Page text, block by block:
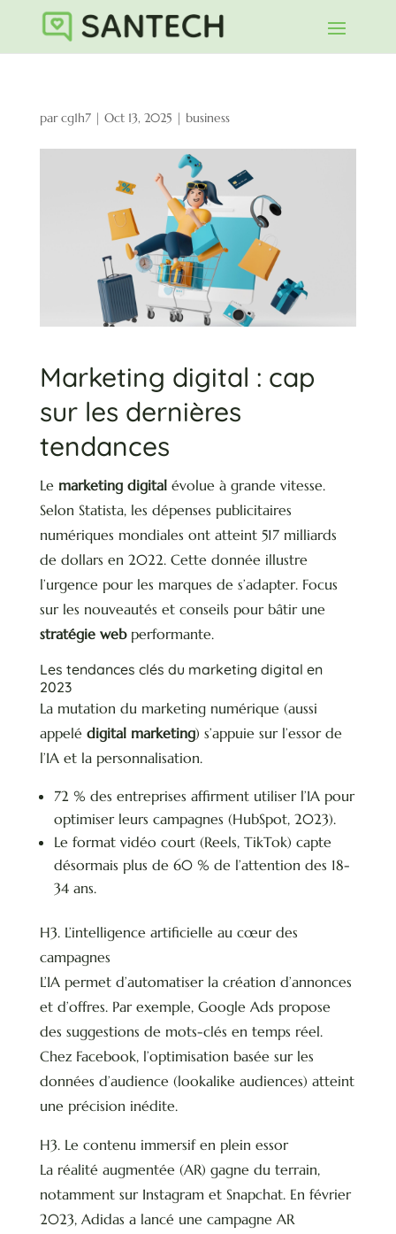
parcg1h7| Oct 13, 2025 | business
Marketing digital : cap
sur les dernières
tendances
Le marketing digitalévolue à grande vitesse.
Selon Statista, les dépenses publicitaires
numériques mondiales ont atteint 517 milliards
de dollars en 2022. Cette donnée illustre
l’urgence pour les marques de s’adapter. Focus
sur les nouveautés et conseils pour bâtir une
stratégie webperformante.
Les tendances clés du marketing digital en
2023
La mutation du marketing numérique (aussi
appelé digital marketing) s’appuie sur l’essor de
l’IA et la personnalisation.
72 % des entreprises affirment utiliser l’IA pour
optimiser leurs campagnes (HubSpot, 2023).
Le format vidéo court (Reels, TikTok) capte
désormais plus de 60 % de l’attention des 18-
34 ans.
H3. L’intelligence artificielle au cœur des
campagnes
L’IA permet d’automatiser la création d’annonces
et d’offres. Par exemple, Google Ads propose
des suggestions de mots-clés en temps réel.
Chez Facebook, l’optimisation basée sur les
données d’audience (lookalike audiences) atteint
une précision inédite.
H3. Le contenu immersif en plein essor
La réalité augmentée (AR) gagne du terrain,
notamment sur Instagram et Snapchat. En février
2023, Adidas a lancé une campagne AR